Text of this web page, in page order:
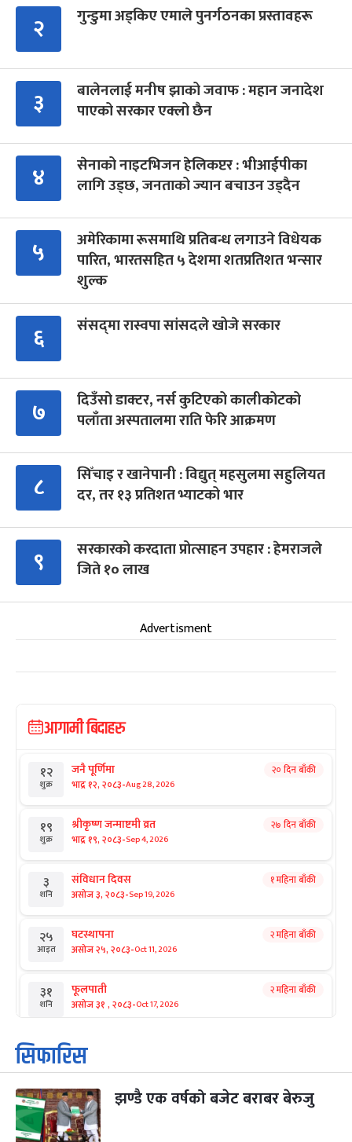
२ गुन्डुमा अड्किए एमाले पुनर्गठनका प्रस्तावहरू
३
बालेनलाई मनीष झाको जवाफ : महान जनादेश
पाएको सरकार एक्लो छैन
४
सेनाको नाइटभिजन हेलिकप्टर : भीआईपीका
लागि उड्छ, जनताको ज्यान बचाउन उड्दैन
५
अमेरिकामा रूसमाथि प्रतिबन्ध लगाउने विधेयक
पारित, भारतसहित ५ देशमा शतप्रतिशत भन्सार
शुल्क
६ संसद्‍मा रास्वपा सांसदले खोजे सरकार
७
दिउँसो डाक्टर, नर्स कुटिएको कालीकोटको
पलाँता अस्पतालमा राति फेरि आक्रमण
८
सिँचाइ र खानेपानी : विद्युत् महसुलमा सहुलियत
दर, तर १३ प्रतिशत भ्याटको भार
९
सरकारको करदाता प्रोत्साहन उपहार : हेमराजले
जिते १० लाख
Advertisment
आगामी बिदाहरु
१२
शुक्र
जनै पूर्णिमा
भाद्र १२, २०८३-Aug 28, 2026
२० दिन बाँकी
१९
शुक्र
श्रीकृष्ण जन्माष्टमी व्रत
भाद्र १९, २०८३-Sep 4, 2026
२७ दिन बाँकी
३
शनि
संविधान दिवस
असोज ३, २०८३-Sep 19, 2026
१ महिना बाँकी
२५
आइत
घटस्थापना
असोज २५, २०८३-Oct 11, 2026
२ महिना बाँकी
३१
शनि
फूलपाती
असोज ३१ , २०८३-Oct 17, 2026
२ महिना बाँकी
१
आइत
कार्तिक सङ्क्रान्ति
कार्तिक १, २०८३
३
मंगल
महानवमी
कार्तिक ३, २०८३
२ महिना बाँकी
सिफारिस
झण्डै एक वर्षको बजेट बराबर बेरुजु